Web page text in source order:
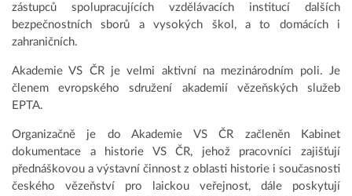
zástupců spolupracujících vzdělávacích institucí dalších
bezpečnostních sborů a vysokých škol, a to domácích i
zahraničních.
Akademie VS ČR je velmi aktivní na mezinárodním poli. Je
členem evropského sdružení akademií vězeňských služeb
EPTA.
Organizačně je do Akademie VS ČR začleněn Kabinet
dokumentace a historie VS ČR, jehož pracovníci zajišťují
přednáškovou a výstavní činnost z oblasti historie i současnosti
českého vězeňství pro laickou veřejnost, dále poskytují